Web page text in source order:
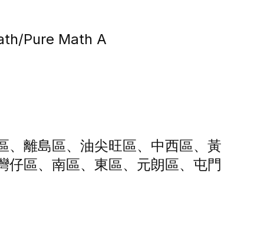
Pure Math A
、離島區、油尖旺區、中西區、黃
仔區、南區、東區、元朗區、屯門